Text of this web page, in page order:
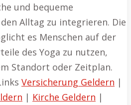
und bequeme
Alltag zu integrieren. Die
es Menschen auf der
des Yoga zu nutzen,
Standort oder Zeitplan.
Versicherung Geldern |
| Kirche Geldern |